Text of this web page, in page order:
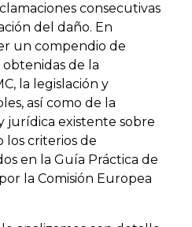
consecutivas
del daño. En
un compendio de
de la
la legislación y
así como de la
jurídica existente sobre
los criterios de
en la Guía Práctica de
la Comisión Europea